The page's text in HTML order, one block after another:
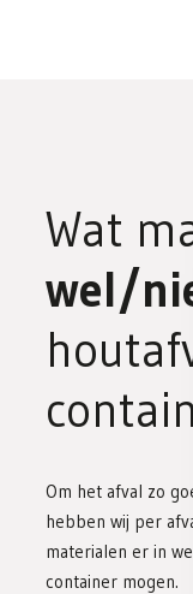
Wat
wel/
Om het afval zo
hebben wij per
materialen er in
container mogen.